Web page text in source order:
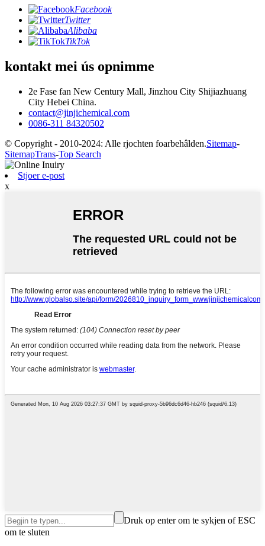
Facebook
Twitter
Alibaba
TikTok
kontakt mei ús opnimme
2e Fase fan New Century Mall, Jinzhou City Shijiazhuang
City Hebei China.
contact@jinjichemical.com
0086-311 84320502
© Copyright - 2010-2024: Alle rjochten foarbehâlden.Sitemap-
SitemapTrans-Top Search
Stjoer e-post
x
Druk op enter om te sykjen of ESC
om te sluten